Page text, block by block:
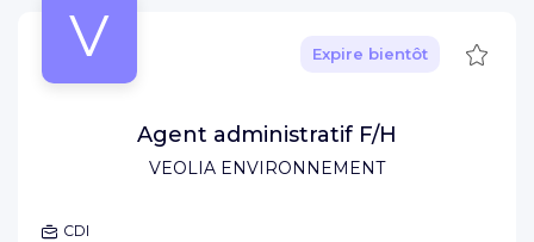
V
VEOLIA ENVIRONNEMENT
Expire bientôt
Agent administratif F/H
CDI